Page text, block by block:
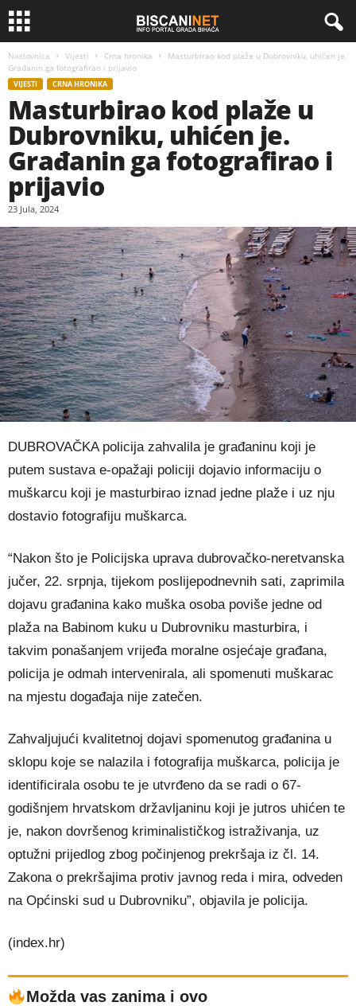
Naslovnica Vijesti Crna hronika
Masturbirao kod plaže u Dubrovniku, uhićen je.
Građanin ga fotografirao i prijavio
VIJESTI CRNA HRONIKA
Masturbirao kod plaže u
Dubrovniku, uhićen je.
Građanin ga fotografirao i
prijavio
23 Jula, 2024
DUBROVAČKA policija zahvalila je građaninu koji je
putem sustava e-opažaji policiji dojavio informaciju o
muškarcu koji je masturbirao iznad jedne plaže i uz nju
dostavio fotografiju muškarca.
“Nakon što je Policijska uprava dubrovačko-neretvanska
jučer, 22. srpnja, tijekom poslijepodnevnih sati, zaprimila
dojavu građanina kako muška osoba poviše jedne od
plaža na Babinom kuku u Dubrovniku masturbira, i
takvim ponašanjem vrijeđa moralne osjećaje građana,
policija je odmah intervenirala, ali spomenuti muškarac
na mjestu događaja nije zatečen.
Zahvaljujući kvalitetnoj dojavi spomenutog građanina u
sklopu koje se nalazila i fotografija muškarca, policija je
identificirala osobu te je utvrđeno da se radi o 67-
godišnjem hrvatskom državljaninu koji je jutros uhićen te
je, nakon dovršenog kriminalističkog istraživanja, uz
optužni prijedlog zbog počinjenog prekršaja iz čl. 14.
Zakona o prekršajima protiv javnog reda i mira, odveden
na Općinski sud u Dubrovniku”, objavila je policija.
(index.hr)
Možda vas zanima i ovo